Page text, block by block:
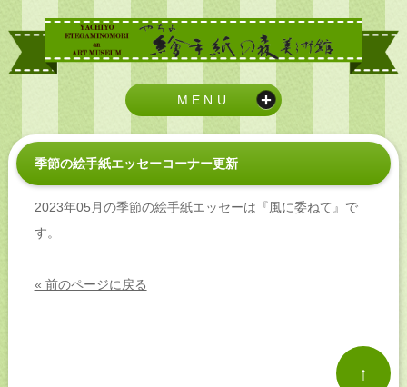
MENU
季節の絵手紙エッセーコーナー更新
2023年05月の季節の絵手紙エッセーは 『風に委ねて』 で
す。
« 前のページに戻る
↑